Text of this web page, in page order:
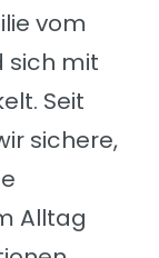
vom
sich mit
Seit
sichere,
Alltag